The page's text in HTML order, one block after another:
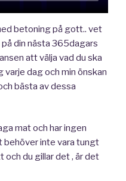
betoning på gott.. vet
din nästa 365dagars
att välja vad du ska
varje dag och min önskan
bästa av dessa
mat och har ingen
behöver inte vara tungt
du gillar det , är det